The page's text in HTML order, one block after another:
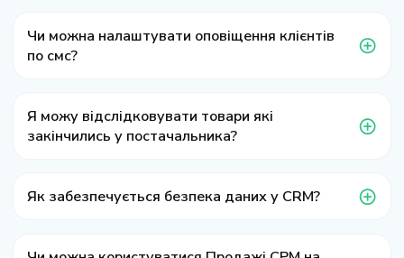
Чи можна налаштувати оповіщення клієнтів
по смс?
Я можу відслідковувати товари які
закінчились у постачальника?
Як забезпечується безпека даних у CRM?